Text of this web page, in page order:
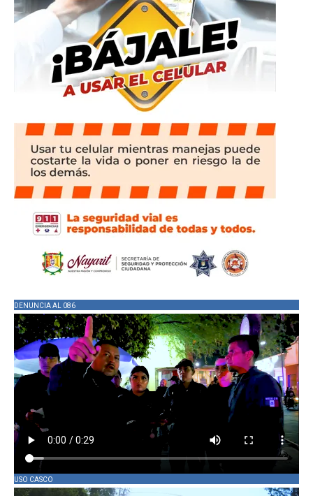
DENUNCIA AL 086
USO CASCO